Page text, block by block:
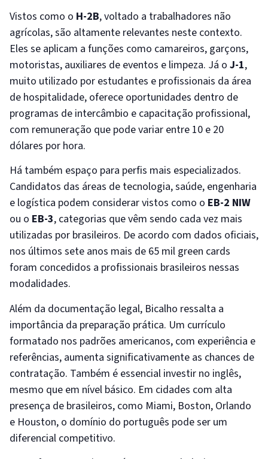
Vistos como o H-2B, voltado a trabalhadores não
agrícolas, são altamente relevantes neste contexto.
Eles se aplicam a funções como camareiros, garçons,
motoristas, auxiliares de eventos e limpeza. Já o J-1,
muito utilizado por estudantes e profissionais da área
de hospitalidade, oferece oportunidades dentro de
programas de intercâmbio e capacitação profissional,
com remuneração que pode variar entre 10 e 20
dólares por hora.
Há também espaço para perfis mais especializados.
Candidatos das áreas de tecnologia, saúde, engenharia
e logística podem considerar vistos como o EB-2 NIW
ou o EB-3, categorias que vêm sendo cada vez mais
utilizadas por brasileiros. De acordo com dados oficiais,
nos últimos sete anos mais de 65 mil green cards
foram concedidos a profissionais brasileiros nessas
modalidades.
Além da documentação legal, Bicalho ressalta a
importância da preparação prática. Um currículo
formatado nos padrões americanos, com experiência e
referências, aumenta significativamente as chances de
contratação. Também é essencial investir no inglês,
mesmo que em nível básico. Em cidades com alta
presença de brasileiros, como Miami, Boston, Orlando
e Houston, o domínio do português pode ser um
diferencial competitivo.